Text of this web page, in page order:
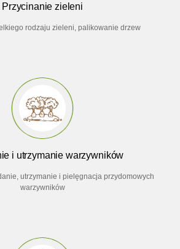
Przycinanie zieleni
rodzaju zieleni, palikowanie drzew
i utrzymanie warzywników
utrzymanie i pielęgnacja przydomowych
warzywników